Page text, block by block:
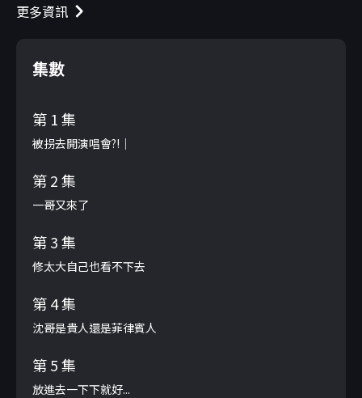
更多資訊
集數
第 1 集
被拐去開演唱會?!｜
第 2 集
一哥又來了
第 3 集
修太大自己也看不下去
第 4 集
沈哥是貴人還是菲律賓人
第 5 集
放進去一下下就好...